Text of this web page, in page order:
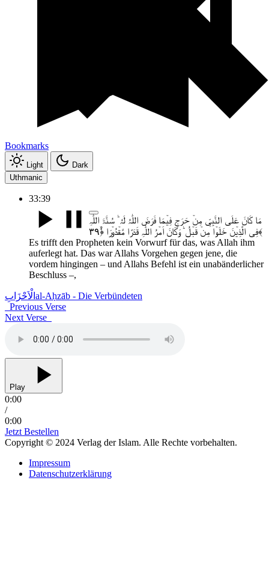
Bookmarks
Light
Dark
Uthmanic
33:39
مَا کَانَ عَلَی النَّبِیِّ مِنۡ حَرَجٍ فِیۡمَا فَرَضَ اللّٰہُ لَہٗ ؕ سُنَّۃَ اللّٰہِ
فِی الَّذِیۡنَ خَلَوۡا مِنۡ قَبۡلُ ؕ وَکَانَ اَمۡرُ اللّٰہِ قَدَرًا مَّقۡدُوۡرَا ﴿۫ۙ۳۹﴾
Es trifft den Propheten kein Vorwurf für das, was Allah ihm
auferlegt hat. Das war Allahs Vorgehen gegen jene, die
vordem hingingen – und Allahs Befehl ist ein unabänderlicher
Beschluss –,
الْاَحْزَابِ al-Aḥzāb - Die Verbündeten
Previous Verse
Next Verse
Play
0:00
/
0:00
Jetzt Bestellen
Copyright © 2024 Verlag der Islam. Alle Rechte vorbehalten.
Impressum
Datenschutzerklärung